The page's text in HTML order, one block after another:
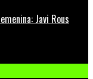
Javi Rous